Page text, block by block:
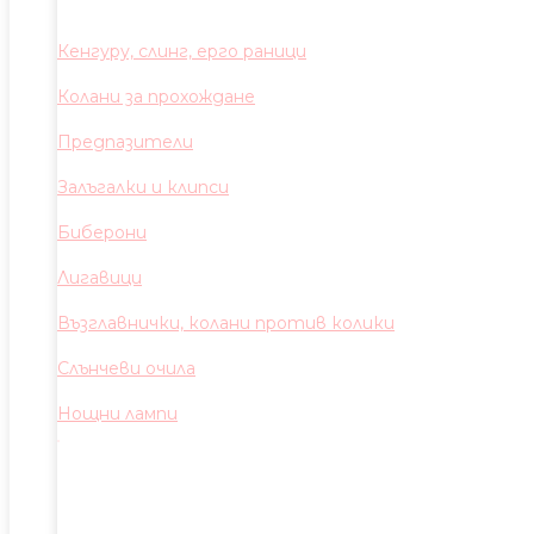
Кенгуру, слинг, ерго раници
Колани за прохождане
Предпазители
Залъгалки и клипси
Биберони
Лигавици
Възглавнички, колани против колики
Слънчеви очила
Нощни лампи